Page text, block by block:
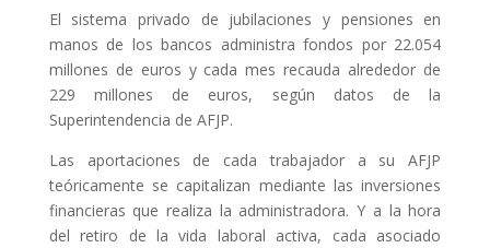
El sistema privado de jubilaciones y pensiones en
manos de los bancos administra fondos por 22.054
millones de euros y cada mes recauda alrededor de
229 millones de euros, según datos de la
Superintendencia de AFJP.
Las aportaciones de cada trabajador a su AFJP
teóricamente se capitalizan mediante las inversiones
financieras que realiza la administradora. Y a la hora
del retiro de la vida laboral activa, cada asociado